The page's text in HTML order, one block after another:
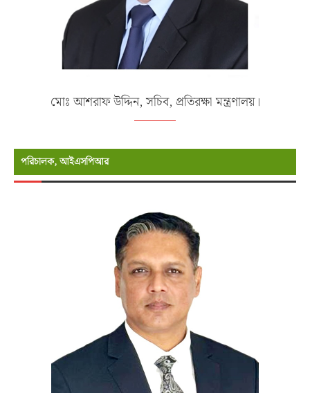
মোঃ আশরাফ উদ্দিন, সচিব, প্রতিরক্ষা মন্ত্রণালয়।
পরিচালক, আইএসপিআর